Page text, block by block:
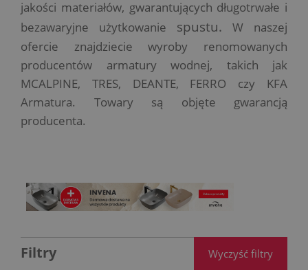
jakości materiałów, gwarantujących długotrwałe i
bezawaryjne użytkowanie spustu.W naszej
ofercie znajdziecie wyroby renomowanych
producentów armatury wodnej, takich jak
MCALPINE, TRES, DEANTE, FERRO czy KFA
Armatura. Towary są objęte gwarancją
producenta.
Filtry Wyczyść filtry